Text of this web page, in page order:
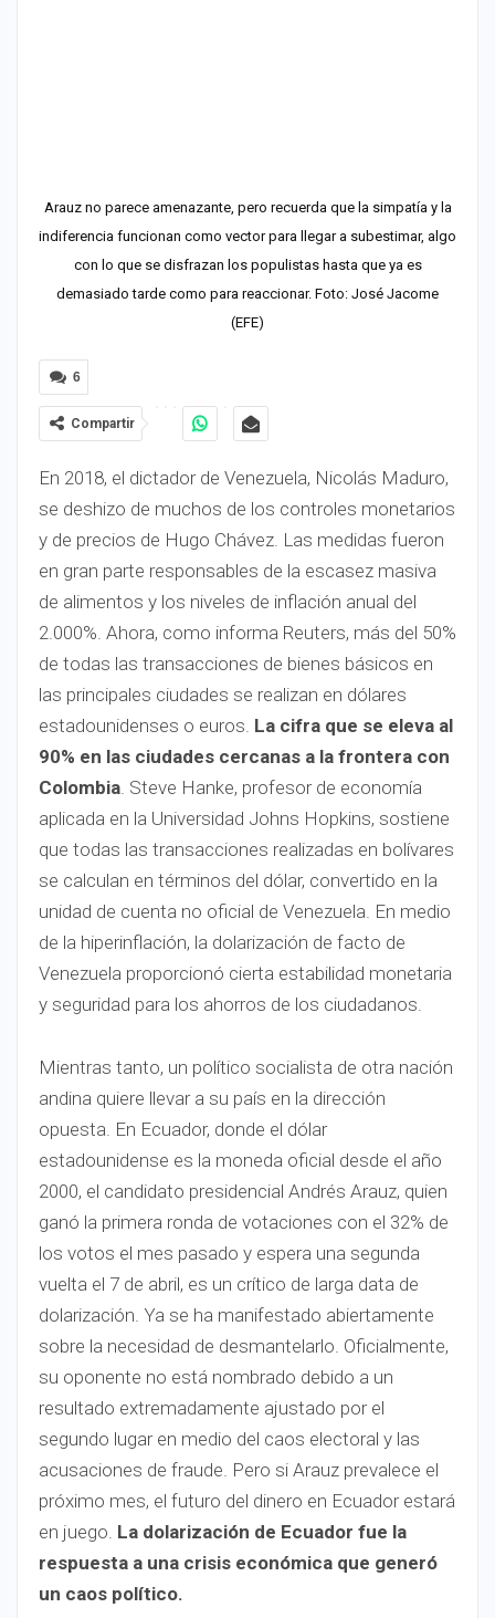
Arauz no parece amenazante, pero recuerda que la simpatía y la
indiferencia funcionan como vector para llegar a subestimar, algo
con lo que se disfrazan los populistas hasta que ya es
demasiado tarde como para reaccionar. Foto: José Jacome
(EFE)
6
Compartir
En 2018, el dictador de Venezuela, Nicolás Maduro,
se deshizo de muchos de los controles monetarios
y de precios de Hugo Chávez. Las medidas fueron
en gran parte responsables de la escasez masiva
de alimentos y los niveles de inflación anual del
2.000%. Ahora, como informa Reuters, más del 50%
de todas las transacciones de bienes básicos en
las principales ciudades se realizan en dólares
estadounidenses o euros. La cifra que se eleva al
90% en las ciudades cercanas a la frontera con
Colombia. Steve Hanke, profesor de economía
aplicada en la Universidad Johns Hopkins, sostiene
que todas las transacciones realizadas en bolívares
se calculan en términos del dólar, convertido en la
unidad de cuenta no oficial de Venezuela. En medio
de la hiperinflación, la dolarización de facto de
Venezuela proporcionó cierta estabilidad monetaria
y seguridad para los ahorros de los ciudadanos.
Mientras tanto, un político socialista de otra nación
andina quiere llevar a su país en la dirección
opuesta. En Ecuador, donde el dólar
estadounidense es la moneda oficial desde el año
2000, el candidato presidencial Andrés Arauz, quien
ganó la primera ronda de votaciones con el 32% de
los votos el mes pasado y espera una segunda
vuelta el 7 de abril, es un crítico de larga data de
dolarización. Ya se ha manifestado abiertamente
sobre la necesidad de desmantelarlo. Oficialmente,
su oponente no está nombrado debido a un
resultado extremadamente ajustado por el
segundo lugar en medio del caos electoral y las
acusaciones de fraude. Pero si Arauz prevalece el
próximo mes, el futuro del dinero en Ecuador estará
en juego. La dolarización de Ecuador fue la
respuesta a una crisis económica que generó
un caos político.